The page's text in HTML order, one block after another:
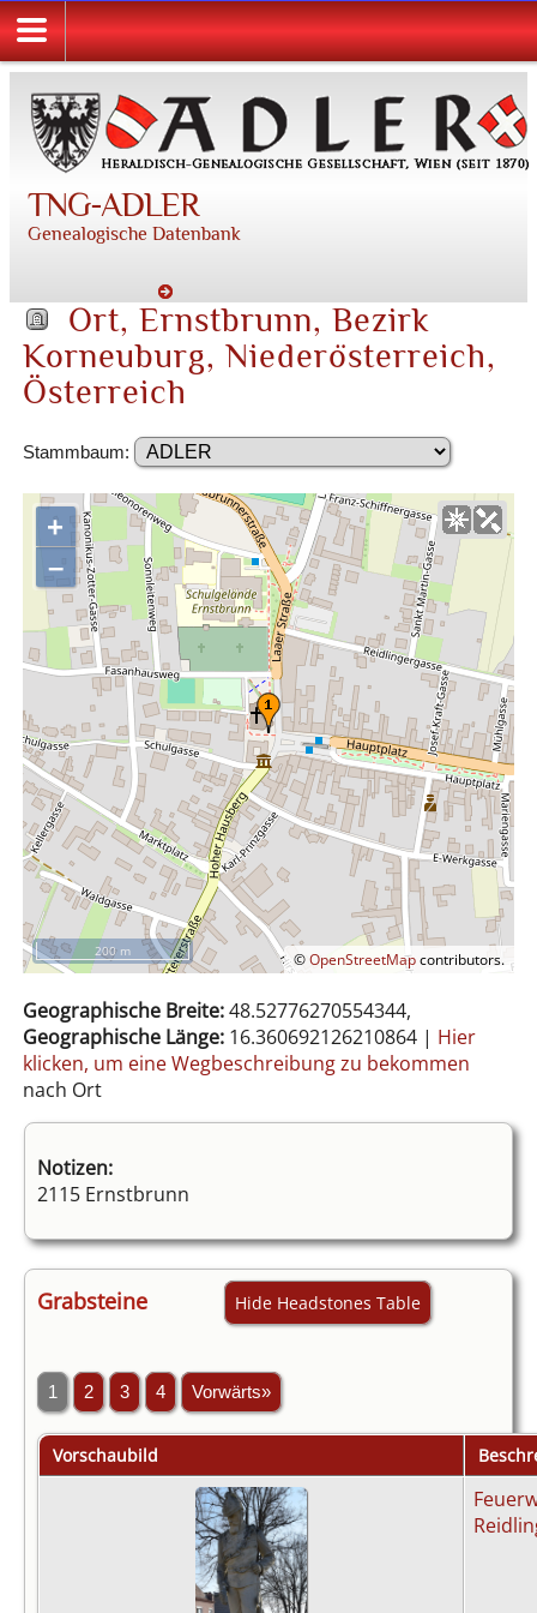
TNG-ADLER
Genealogische Datenbank
Ort, Ernstbrunn, Bezirk
Korneuburg, Niederösterreich,
Österreich
Stammbaum:
+
–
©OpenStreetMapcontributors.
200 m
Geographische Breite:48.52776270554344,
Geographische Länge:16.360692126210864| Hier
klicken, um eine Wegbeschreibung zu bekommen
nach Ort
Notizen:
2115 Ernstbrunn
Grabsteine Hide Headstones Table
1 2 3 4 Vorwärts»
Vorschaubild